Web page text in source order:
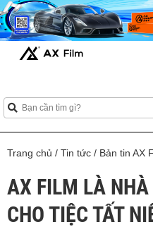
Trang chủ / Tin tức / Bản tin AX
AX FILM LÀ NHÀ
CHO TIỆC TẤT